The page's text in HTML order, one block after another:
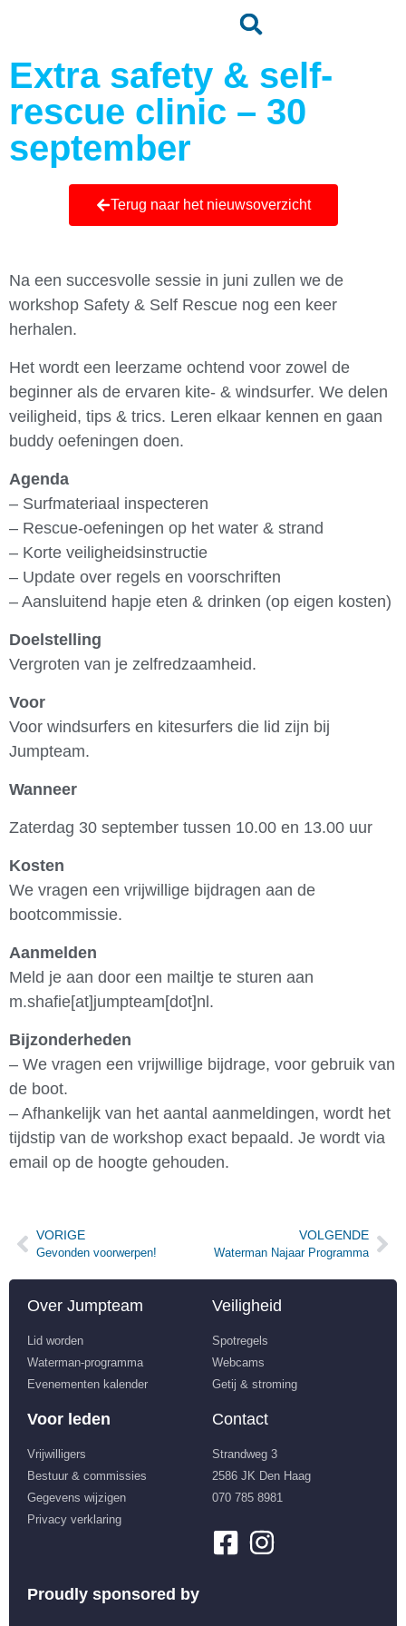
Extra safety & self-
rescue clinic – 30
september
Terug naar het nieuwsoverzicht
Na een succesvolle sessie in juni zullen we de
workshop Safety & Self Rescue nog een keer
herhalen.
Het wordt een leerzame ochtend voor zowel de
beginner als de ervaren kite- & windsurfer. We delen
veiligheid, tips & trics. Leren elkaar kennen en gaan
buddy oefeningen doen.
Agenda
– Surfmateriaal inspecteren
– Rescue-oefeningen op het water & strand
– Korte veiligheidsinstructie
– Update over regels en voorschriften
– Aansluitend hapje eten & drinken (op eigen kosten)
Doelstelling
Vergroten van je zelfredzaamheid.
Voor
Voor windsurfers en kitesurfers die lid zijn bij
Jumpteam.
Wanneer
Zaterdag 30 september tussen 10.00 en 13.00 uur
Kosten
We vragen een vrijwillige bijdragen aan de
bootcommissie.
Aanmelden
Meld je aan door een mailtje te sturen aan
m.shafie[at]jumpteam[dot]nl.
Bijzonderheden
– We vragen een vrijwillige bijdrage, voor gebruik van
de boot.
– Afhankelijk van het aantal aanmeldingen, wordt het
tijdstip van de workshop exact bepaald. Je wordt via
email op de hoogte gehouden.
VORIGE
Gevonden voorwerpen!
VOLGENDE
Waterman Najaar Programma
Over Jumpteam
Lid worden
Waterman-programma
Evenementen kalender
Veiligheid
Spotregels
Webcams
Getij & stroming
Voor leden
Vrijwilligers
Bestuur & commissies
Gegevens wijzigen
Privacy verklaring
Contact
Strandweg 3
2586 JK Den Haag
070 785 8981
Proudly sponsored by